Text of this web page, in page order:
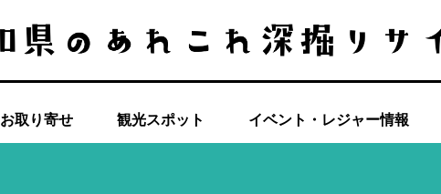
お取り寄せ 観光スポット イベント・レジャー情報